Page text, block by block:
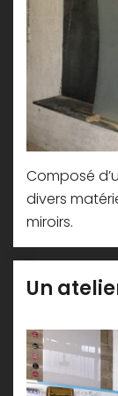
Composé
divers
miroirs.
Un